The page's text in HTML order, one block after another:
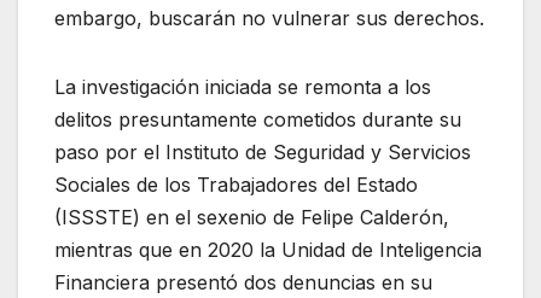
embargo, buscarán no vulnerar sus derechos.
La investigación iniciada se remonta a los
delitos presuntamente cometidos durante su
paso por el Instituto de Seguridad y Servicios
Sociales de los Trabajadores del Estado
(ISSSTE) en el sexenio de Felipe Calderón,
mientras que en 2020 la Unidad de Inteligencia
Financiera presentó dos denuncias en su